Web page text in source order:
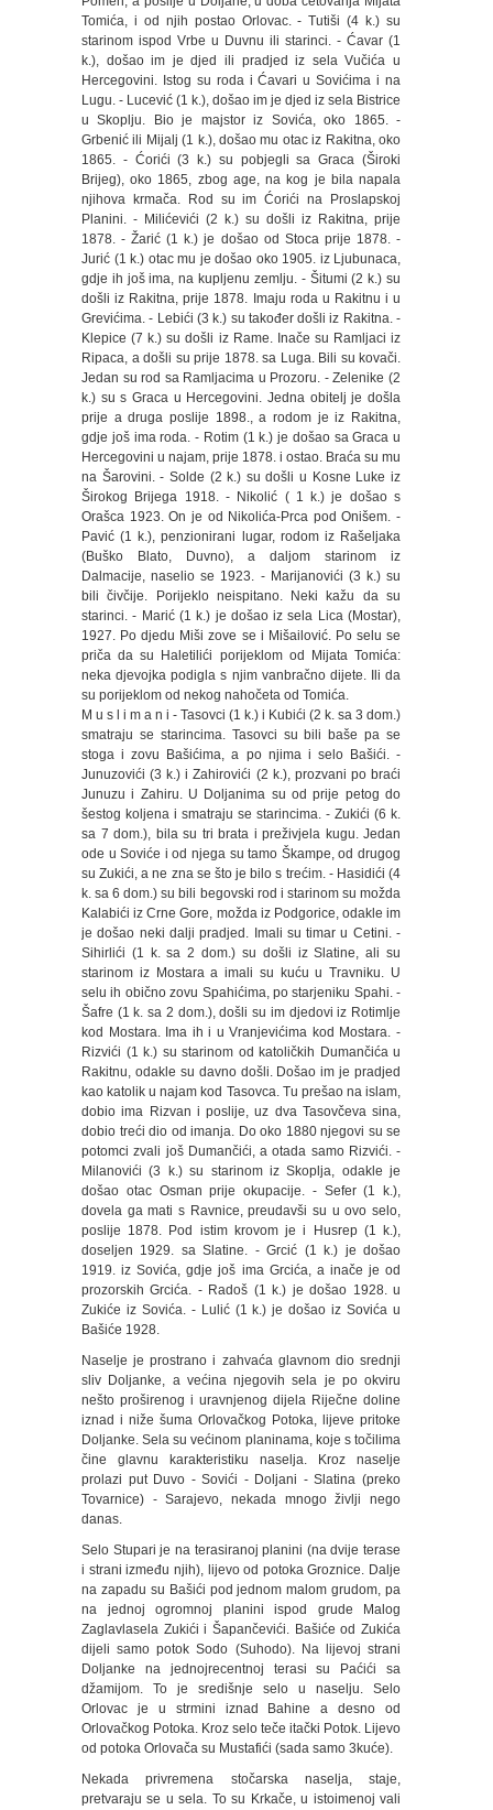
Tomića, i od njih postao Orlovac. - Tutiši (4 k.) su
starinom ispod Vrbe u Duvnu ili starinci. - Ćavar (1
k.), došao im je djed ili pradjed iz sela Vučića u
Hercegovini. Istog su roda i Ćavari u Sovićima i na
Lugu. - Lucević (1 k.), došao im je djed iz sela Bistrice
u Skoplju. Bio je majstor iz Sovića, oko 1865. -
Grbenić ili Mijalj (1 k.), došao mu otac iz Rakitna, oko
1865. - Ćorići (3 k.) su pobjegli sa Graca (Široki
Brijeg), oko 1865, zbog age, na kog je bila napala
njihova krmača. Rod su im Ćorići na Proslapskoj
Planini. - Milićevići (2 k.) su došli iz Rakitna, prije
1878. - Žarić (1 k.) je došao od Stoca prije 1878. -
Jurić (1 k.) otac mu je došao oko 1905. iz Ljubunaca,
gdje ih još ima, na kupljenu zemlju. - Šitumi (2 k.) su
došli iz Rakitna, prije 1878. Imaju roda u Rakitnu i u
Grevićima. - Lebići (3 k.) su također došli iz Rakitna. -
Klepice (7 k.) su došli iz Rame. Inače su Ramljaci iz
Ripaca, a došli su prije 1878. sa Luga. Bili su kovači.
Jedan su rod sa Ramljacima u Prozoru. - Zelenike (2
k.) su s Graca u Hercegovini. Jedna obitelj je došla
prije a druga poslije 1898., a rodom je iz Rakitna,
gdje još ima roda. - Rotim (1 k.) je došao sa Graca u
Hercegovini u najam, prije 1878. i ostao. Braća su mu
na Šarovini. - Solde (2 k.) su došli u Kosne Luke iz
Širokog Brijega 1918. - Nikolić ( 1 k.) je došao s
Orašca 1923. On je od Nikolića-Prca pod Onišem. -
Pavić (1 k.), penzionirani lugar, rodom iz Rašeljaka
(Buško Blato, Duvno), a daljom starinom iz
Dalmacije, naselio se 1923. - Marijanovići (3 k.) su
bili čivčije. Porijeklo neispitano. Neki kažu da su
starinci. - Marić (1 k.) je došao iz sela Lica (Mostar),
1927. Po djedu Miši zove se i Mišailović. Po selu se
priča da su Haletilići porijeklom od Mijata Tomića:
neka djevojka podigla s njim vanbračno dijete. Ili da
su porijeklom od nekog nahočeta od Tomića.
M u s l i m a n i - Tasovci (1 k.) i Kubići (2 k. sa 3 dom.)
smatraju se starincima. Tasovci su bili baše pa se
stoga i zovu Bašićima, a po njima i selo Bašići. -
Junuzovići (3 k.) i Zahirovići (2 k.), prozvani po braći
Junuzu i Zahiru. U Doljanima su od prije petog do
šestog koljena i smatraju se starincima. - Zukići (6 k.
sa 7 dom.), bila su tri brata i preživjela kugu. Jedan
ode u Soviće i od njega su tamo Škampe, od drugog
su Zukići, a ne zna se što je bilo s trećim. - Hasidići (4
k. sa 6 dom.) su bili begovski rod i starinom su možda
Kalabići iz Crne Gore, možda iz Podgorice, odakle im
je došao neki dalji pradjed. Imali su timar u Cetini. -
Sihirlići (1 k. sa 2 dom.) su došli iz Slatine, ali su
starinom iz Mostara a imali su kuću u Travniku. U
selu ih obično zovu Spahićima, po starjeniku Spahi. -
Šafre (1 k. sa 2 dom.), došli su im djedovi iz Rotimlje
kod Mostara. Ima ih i u Vranjevićima kod Mostara. -
Rizvići (1 k.) su starinom od katoličkih Dumančića u
Rakitnu, odakle su davno došli. Došao im je pradjed
kao katolik u najam kod Tasovca. Tu prešao na islam,
dobio ima Rizvan i poslije, uz dva Tasovčeva sina,
dobio treći dio od imanja. Do oko 1880 njegovi su se
potomci zvali još Dumančići, a otada samo Rizvići. -
Milanovići (3 k.) su starinom iz Skoplja, odakle je
došao otac Osman prije okupacije. - Sefer (1 k.),
dovela ga mati s Ravnice, preudavši su u ovo selo,
poslije 1878. Pod istim krovom je i Husrep (1 k.),
doseljen 1929. sa Slatine. - Grcić (1 k.) je došao
1919. iz Sovića, gdje još ima Grcića, a inače je od
prozorskih Grcića. - Radoš (1 k.) je došao 1928. u
Zukiće iz Sovića. - Lulić (1 k.) je došao iz Sovića u
Bašiće 1928.
Naselje je prostrano i zahvaća glavnom dio srednji
sliv Doljanke, a većina njegovih sela je po okviru
nešto proširenog i uravnjenog dijela Riječne doline
iznad i niže šuma Orlovačkog Potoka, lijeve pritoke
Doljanke. Sela su većinom planinama, koje s točilima
čine glavnu karakteristiku naselja. Kroz naselje
prolazi put Duvo - Sovići - Doljani - Slatina (preko
Tovarnice) - Sarajevo, nekada mnogo življi nego
danas.
Selo Stupari je na terasiranoj planini (na dvije terase
i strani između njih), lijevo od potoka Groznice. Dalje
na zapadu su Bašići pod jednom malom grudom, pa
na jednoj ogromnoj planini ispod grude Malog
Zaglavlasela Zukići i Šapančevići. Bašiće od Zukića
dijeli samo potok Sodo (Suhodo). Na lijevoj strani
Doljanke na jednojrecentnoj terasi su Paćići sa
džamijom. To je središnje selo u naselju. Selo
Orlovac je u strmini iznad Bahine a desno od
Orlovačkog Potoka. Kroz selo teče itački Potok. Lijevo
od potoka Orlovača su Mustafići (sada samo 3kuće).
Nekada privremena stočarska naselja, staje,
pretvaraju se u sela. To su Krkače, u istoimenoj vali